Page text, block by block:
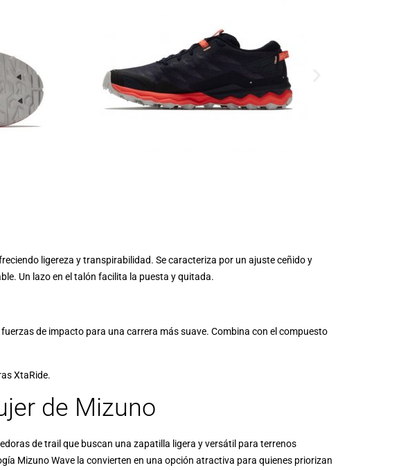
ligereza y transpirabilidad. Se caracteriza por un ajuste ceñido y
Un lazo en el talón facilita la puesta y quitada.
de impacto para una carrera más suave. Combina con el compuesto
XtaRide.
de Mizuno
de trail que buscan una zapatilla ligera y versátil para terrenos
Mizuno Wave la convierten en una opción atractiva para quienes priorizan